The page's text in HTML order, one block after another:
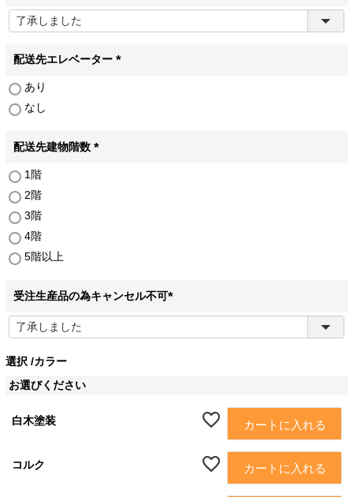
(
配送先エレベーター
あり
なし
配送先建物階数
1階
2階
3階
4階
5階以上
受注生産品の為キャンセル不可
(
選択 カラー
お選びください
白木塗装 カートに入れる
コルク カートに入れる